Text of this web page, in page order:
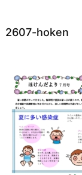
2607-hoken